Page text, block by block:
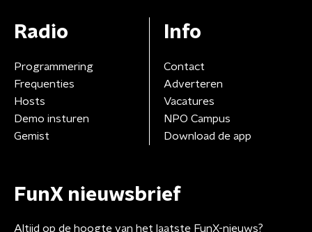
Radio
Programmering
Frequenties
Hosts
Demo insturen
Gemist
Info
Contact
Adverteren
Vacatures
NPO Campus
Download de app
FunX nieuwsbrief
Altijd op de hoogte van het laatste FunX-nieuws?